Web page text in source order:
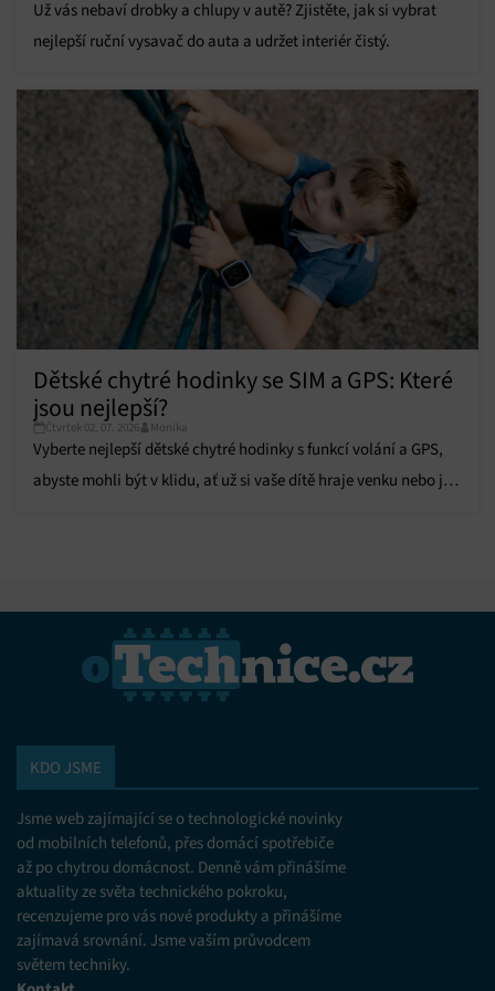
Už vás nebaví drobky a chlupy v autě? Zjistěte, jak si vybrat
nejlepší ruční vysavač do auta a udržet interiér čistý.
Dětské chytré hodinky se SIM a GPS: Které
jsou nejlepší?
Čtvrtek 02. 07. 2026 Monika
Vyberte nejlepší dětské chytré hodinky s funkcí volání a GPS,
abyste mohli být v klidu, ať už si vaše dítě hraje venku nebo je
KDO JSME
Jsme web zajímající se o technologické novinky
od mobilních telefonů, přes domácí spotřebiče
až po chytrou domácnost. Denně vám přinášíme
aktuality ze světa technického pokroku,
recenzujeme pro vás nové produkty a přinášíme
zajímavá srovnání. Jsme vaším průvodcem
světem techniky.